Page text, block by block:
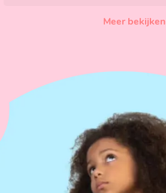
Meer bekijken